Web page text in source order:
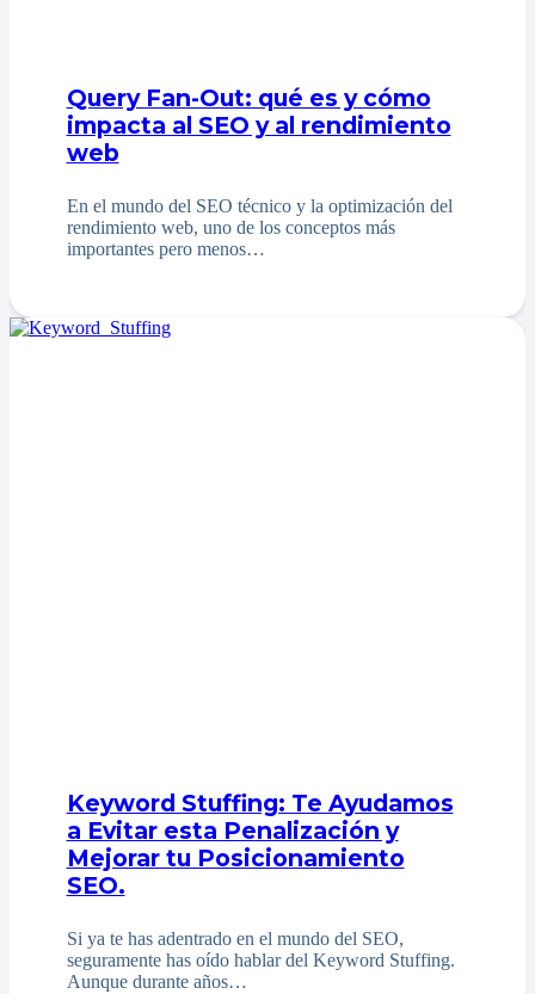
Query Fan-Out: qué es y cómo
impacta al SEO y al rendimiento
web
En el mundo del SEO técnico y la optimización del
rendimiento web, uno de los conceptos más
importantes pero menos…
Keyword Stuffing: Te Ayudamos
a Evitar esta Penalización y
Mejorar tu Posicionamiento
SEO.
Si ya te has adentrado en el mundo del SEO,
seguramente has oído hablar del Keyword Stuffing.
Aunque durante años…